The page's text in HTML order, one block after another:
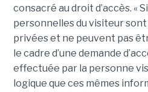
consacré au droit d’accès. «
personnelles du visiteur
privées et ne peuvent pas
le cadre d’une demande
effectuée par la personne
logique que ces mêmes